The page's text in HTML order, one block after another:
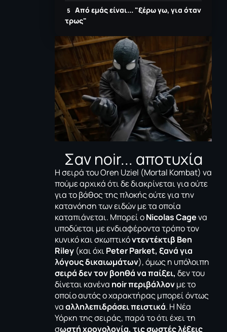
Από εμάς είναι... "ξέρω γω, για όταν
τρως"
Σαν noir... αποτυχία
Η σειρά τoυ Oren Uziel (Mortal Kombat) να
πούμε αρχικά ότι δε διακρίνεται για ούτε
για το βάθος της πλοκής ούτε για την
κατανόηση των ειδών με τα οποία
καταπιάνεται. Μπορεί οNicolas Cageνα
υποδύεται με ενδιαφέροντα τρόπο τον
κυνικό και σκωπτικόντεντέκτιβ Ben
Riley (και όχι Peter Parket, ξανά για
λόγους δικαιωμάτων), όμως η υπόλοιπη
σειρά δεν τον βοηθά να παίξει, δεν του
δίνεται κανένα noir περιβάλλονμε το
οποίο αυτός ο χαρακτήρας μπορεί όντως
νααλληλεπιδράσει πειστικά. Η Νέα
Υόρκη της σειράς, παρά το ότι έχει τη
σωστή χρονολογία, τις σωστές λέξεις